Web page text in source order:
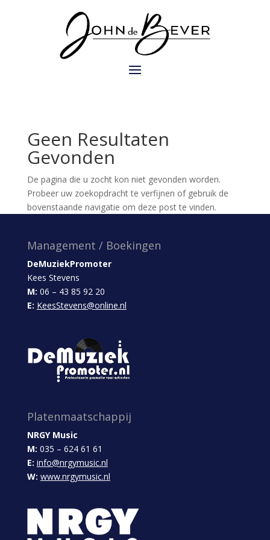
Geen Resultaten
Gevonden
De pagina die u zocht kon niet gevonden worden.
Probeer uw zoekopdracht te verfijnen of gebruik de
bovenstaande navigatie om deze post te vinden.
Management / Boekingen
DeMuziekPromoter
Kees Stevens
M: 06 – 43 85 92 20
E: KeesStevens@online.nl
Platenmaatschappij
NRGY Music
M: 035 – 624 61 61
E: info@nrgymusic.nl
W: www.nrgymusic.nl